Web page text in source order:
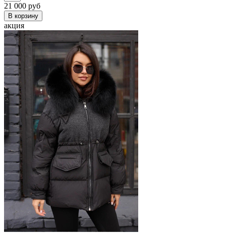
21 000 руб
В корзину
акция